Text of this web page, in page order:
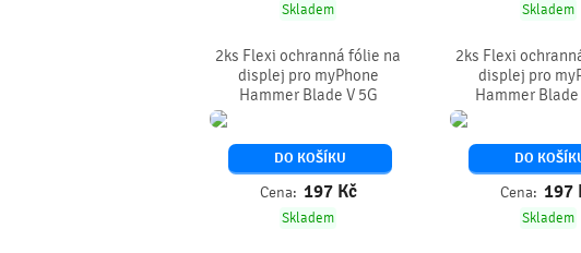
Skladem Skladem
2ks Flexi ochranná fólie na
displej pro myPhone
Hammer Blade V 5G
DO KOŠÍKU
Cena: 197 Kč
Skladem
2ks Flexi
displej pro
Hammer Blade
DO
Cena: 197
Skladem